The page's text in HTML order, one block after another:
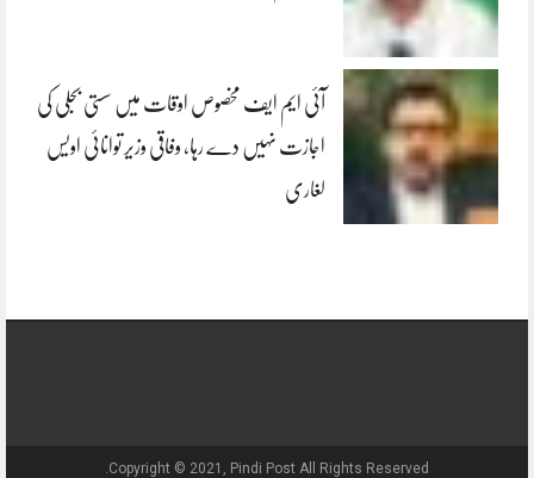
آئی ایم ایف مخصوص اوقات میں سستی بجلی کی
اجازت نہیں دے رہا، وفاقی وزیر توانائی اویس
لغاری
Copyright © 2021, Pindi Post All Rights Reserved.